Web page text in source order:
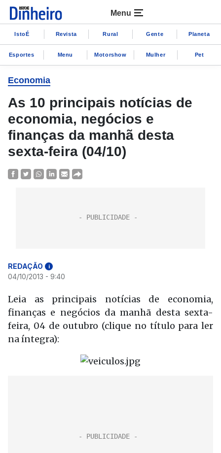
Menu
IstoÉ Revista Rural Gente Planeta
Esportes Menu Motorshow Mulher Pet
Economia
As 10 principais notícias de
economia, negócios e
finanças da manhã desta
sexta-feira (04/10)
REDAÇÃO i
04/10/2013 - 9:40
Leia as principais notícias de economia,
finanças e negócios da manhã desta sexta-
feira, 04 de outubro (clique no título para ler
na íntegra):